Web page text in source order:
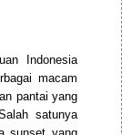
Indonesia
macam
pantai yang
satunya